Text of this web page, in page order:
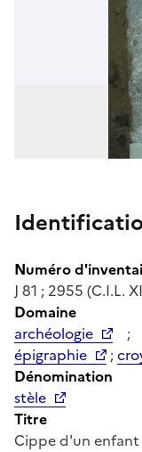
Numéro
J 81 ; 2955 (C.I.L.
Domaine
archéologie
;
épigraphie
;
Dénomination
stèle
Titre
Cippe d'un enfant